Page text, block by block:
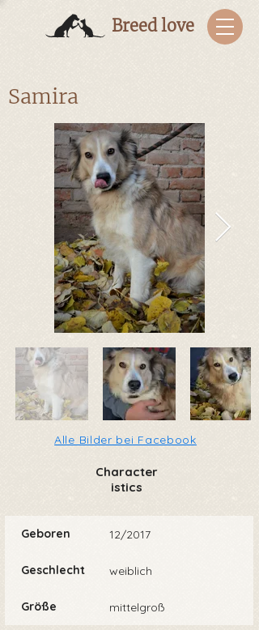
Breed love
Samira
Alle Bilder bei Facebook
Character
istics
Geboren 12/2017
Geschlecht weiblich
Größe mittelgroß